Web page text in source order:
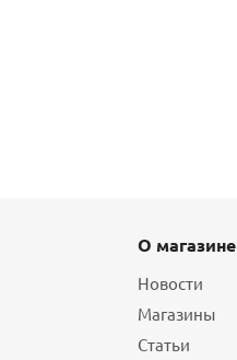
О магазине
Новости
Магазины
Статьи